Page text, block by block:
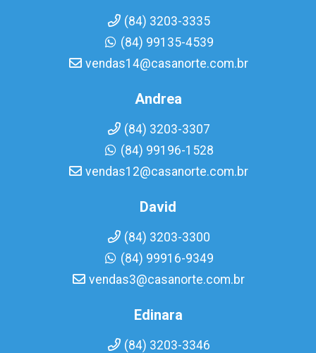
(84) 3203-3335
(84) 99135-4539
vendas14@casanorte.com.br
Andrea
(84) 3203-3307
(84) 99196-1528
vendas12@casanorte.com.br
David
(84) 3203-3300
(84) 99916-9349
vendas3@casanorte.com.br
Edinara
(84) 3203-3346